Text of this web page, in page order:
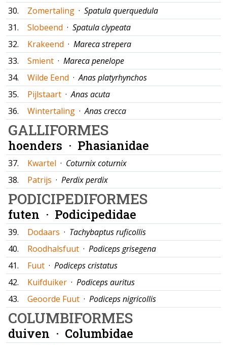
30.
Zomertaling · Spatula querquedula
31.
Slobeend · Spatula clypeata
32.
Krakeend · Mareca strepera
33.
Smient · Mareca penelope
34.
Wilde Eend ·Anas platyrhynchos
35.
Pijlstaart ·Anas acuta
36.
Wintertaling ·Anas crecca
GALLIFORMES
hoenders · Phasianidae
37. Kwartel · Coturnix coturnix
38.
Patrijs · Perdix perdix
PODICIPEDIFORMES
futen · Podicipedidae
39. Dodaars · Tachybaptus ruficollis
40.
Roodhalsfuut · Podiceps grisegena
41.
Fuut · Podiceps cristatus
42.
Kuifduiker · Podiceps auritus
43.
Geoorde Fuut · Podiceps nigricollis
COLUMBIFORMES
duiven · Columbidae